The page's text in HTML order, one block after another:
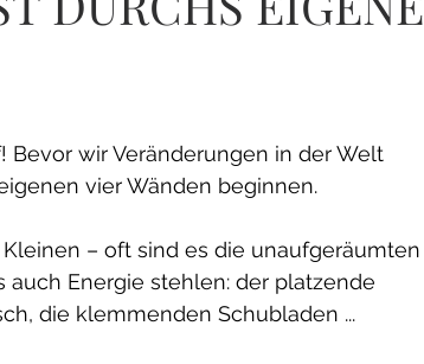
Bevor wir Veränderungen in der Welt
vier Wänden beginnen.
– oft sind es die unaufgeräumten
Energie stehlen: der platzende
die klemmenden Schubladen ...